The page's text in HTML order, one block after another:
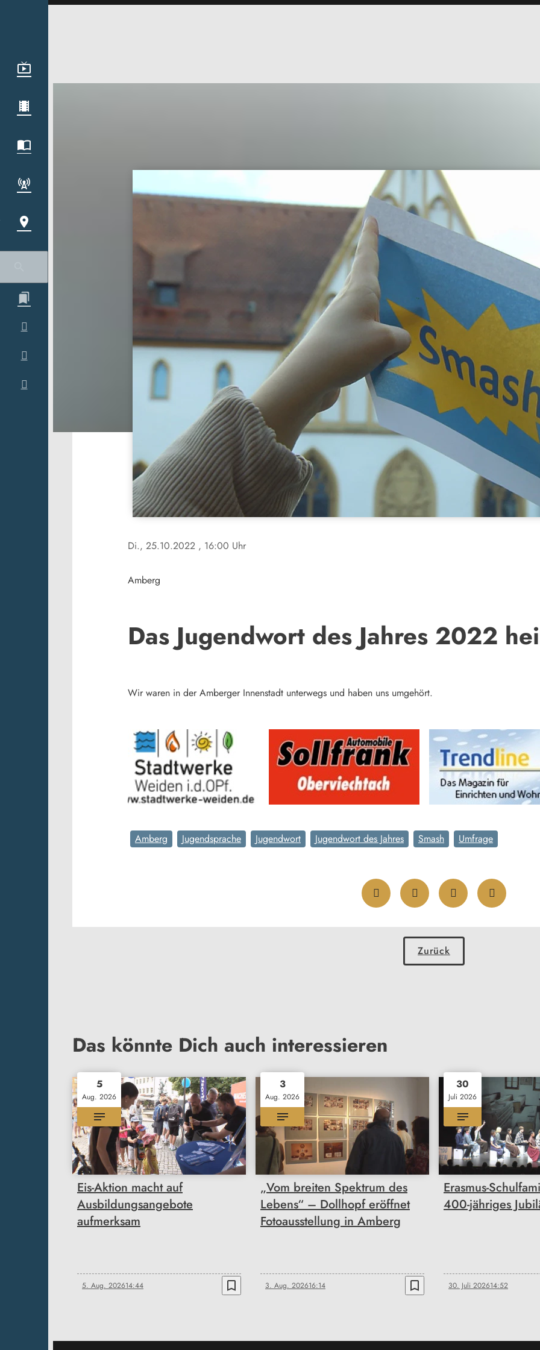
Di., 25.10.2022 , 16:00 Uhr
Amberg
Das Jugendwort des Jahres 2022
Wir waren in der Amberger Innenstadt unterwegs und haben uns umgehört.
Amberg Jugendsprache Jugendwort Jugendwort des Jahres Smash Umfrage
Zurück
Das könnte Dich auch interessieren
5
Aug. 2026
Eis-Aktion macht auf
Ausbildungsangebote
aufmerksam
5. Aug. 202614:44 bookmark_border
3
Aug. 2026
„Vom breiten Spektrum des
Lebens“ – Dollhopf eröffnet
Fotoausstellung in Amberg
3. Aug. 202616:14 bookmark_border
30
Juli 2026
Erasmus-
400-jähriges
30. Juli 202614:52